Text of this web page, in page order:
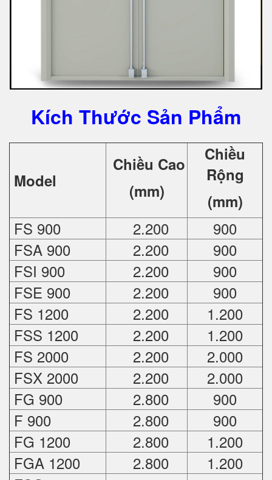
Kích Thước Sản Phẩm
Model
Chiều Cao
(mm)
Chiều
Rộng
(mm)
FS 900 2.200
900
FSA 900
2.200
900
FSI 900
2.200
900
FSE 900
2.200
900
FS 1200
2.200
1.200
FSS 1200
2.200
1.200
FS 2000
2.200
2.000
FSX 2000
2.200
2.000
FG 900
2.800
900
F 900
2.800
900
FG 1200
2.800
1.200
FGA 1200
2.800
1.200